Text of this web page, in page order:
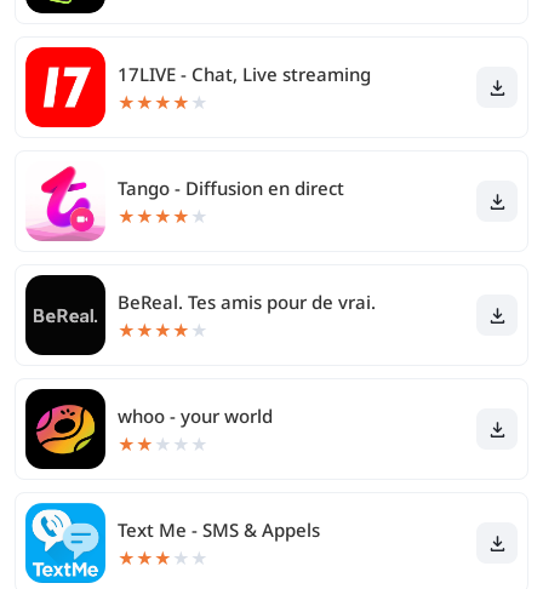
17LIVE - Chat, Live streaming
★★★★ ★
Tango - Diffusion en direct
★★★★ ★
BeReal. Tes amis pour de vrai.
★★★★ ★
whoo - your world
★★ ★ ★ ★
Text Me - SMS & Appels
★★★ ★ ★